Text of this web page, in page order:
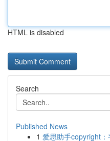
HTML is disabled
Search
Published News
1 爱思助手copyright